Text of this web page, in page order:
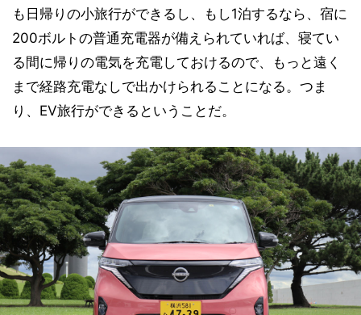
も日帰りの小旅行ができるし、もし1泊するなら、宿に
200ボルトの普通充電器が備えられていれば、寝てい
る間に帰りの電気を充電しておけるので、もっと遠く
まで経路充電なしで出かけられることになる。つま
り、EV旅行ができるということだ。